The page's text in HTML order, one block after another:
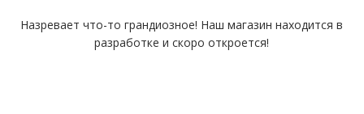
Назревает что-то грандиозное! Наш магазин находится в
разработке и скоро откроется!